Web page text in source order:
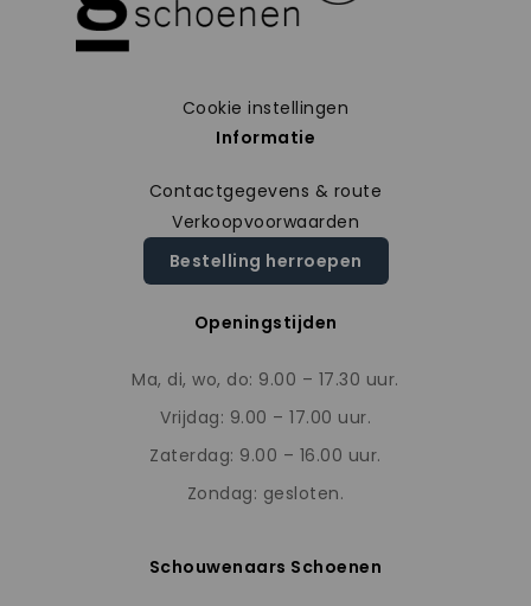
Cookie instellingen
Informatie
Contactgegevens & route
Verkoopvoorwaarden
Bestelling herroepen
Openingstijden
Ma, di, wo, do: 9.00 – 17.30 uur.
Vrijdag: 9.00 – 17.00 uur.
Zaterdag: 9.00 – 16.00 uur.
Zondag: gesloten.
Schouwenaars Schoenen